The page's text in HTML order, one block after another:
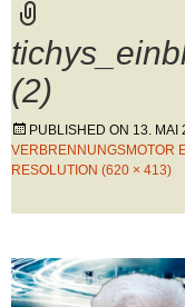
(2)
PUBLISHED ON 13. MAI
VERBRENNUNGSMOTOR
RESOLUTION (620 × 413)